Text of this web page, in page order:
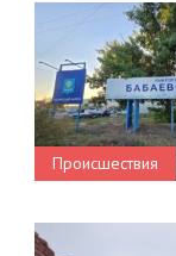
Происшествия